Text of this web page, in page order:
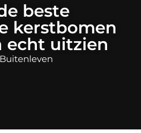
beste
kerstbomen
echt uitzien